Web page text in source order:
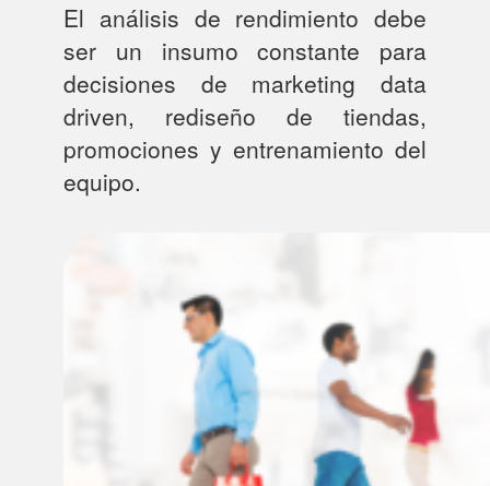
El análisis de rendimiento debe
ser un insumo constante para
decisiones de marketing data
driven, rediseño de tiendas,
promociones y entrenamiento del
equipo.